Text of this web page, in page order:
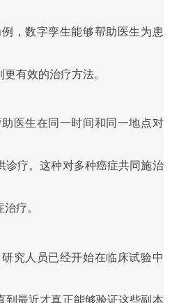
，数字孪生能够帮助医生为患
有效的治疗方法。
医生在同一时间和同一地点对
诊疗。这种对多种癌症共同施治
疗。
究人员已经开始在临床试验中
到最近才真正能够验证这些副本